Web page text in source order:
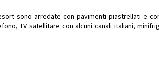
sono arredate con pavimenti piastrellati e
TV satellitare con alcuni canali italiani,